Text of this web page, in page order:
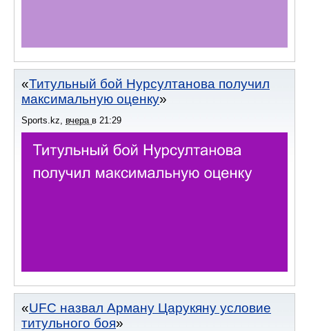
Титульный бой Нурсултанова получил
максимальную оценку
Sports.kz вчера в 21:29
UFC назвал Арману Царукяну условие
титульного боя